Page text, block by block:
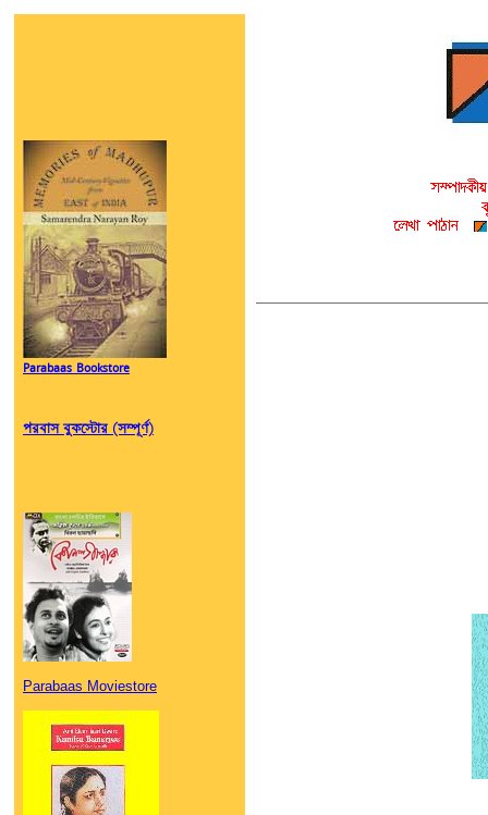
Parabaas Bookstore
পরবাস বুকস্টোর (সম্পূর্ণ)
Parabaas Moviestore